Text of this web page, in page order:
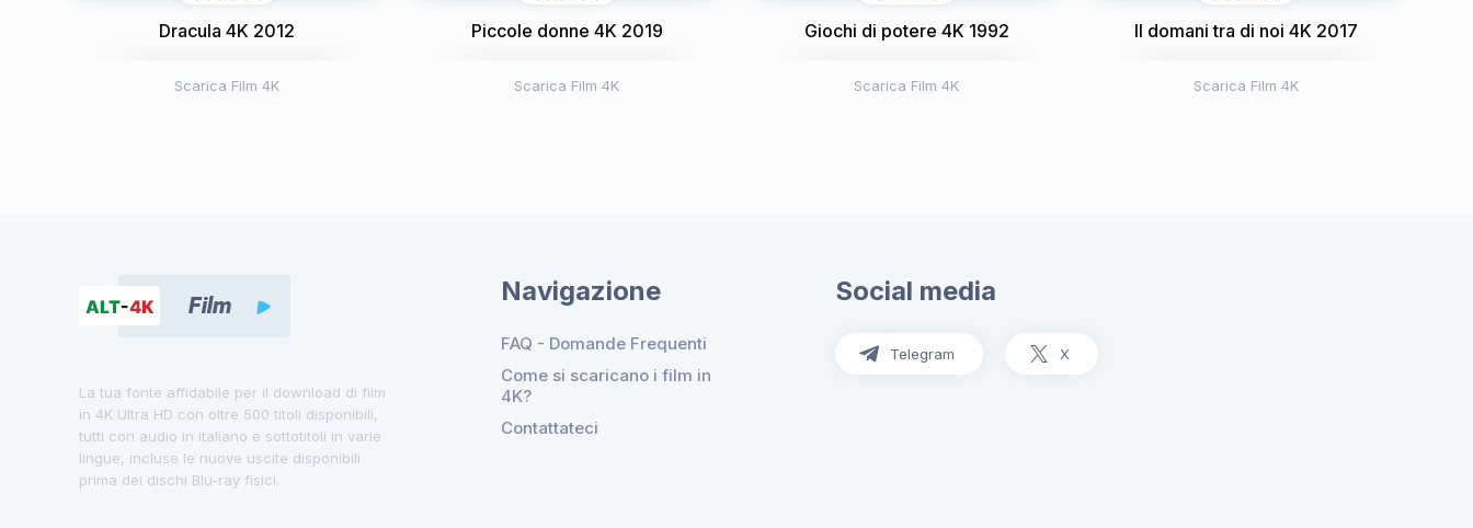
Dracula 4K 2012
Scarica Film 4K
Piccole donne 4K 2019
Scarica Film 4K
Giochi di potere 4K 1992
Scarica Film 4K
Il domani tra di noi 4K 2017
Scarica Film 4K
La tua fonte affidabile per il download di film
in 4K Ultra HD con oltre 500 titoli disponibili,
tutti con audio in italiano e sottotitoli in varie
lingue, incluse le nuove uscite disponibili
prima dei dischi Blu-ray fisici.
Navigazione
FAQ - Domande Frequenti
Come si scaricano i film in
4K?
Contattateci
Social media
Telegram X